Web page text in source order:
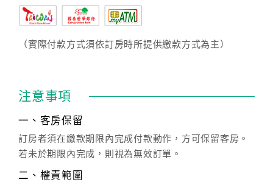
（實際付款方式須依訂房時所提供繳款方式為主）
注意事項
一、客房保留
訂房者須在繳款期限內完成付款動作，方可保留客房。
若未於期限內完成，則視為無效訂單。
二、權責範圍